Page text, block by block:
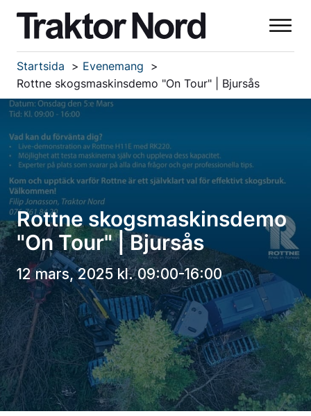
Startsida
Evenemang
Rottne skogsmaskinsdemo "On Tour" | Bjursås
Rottne skogsmaskinsdemo
"On Tour" | Bjursås
12 mars, 2025 kl. 09:00-16:00